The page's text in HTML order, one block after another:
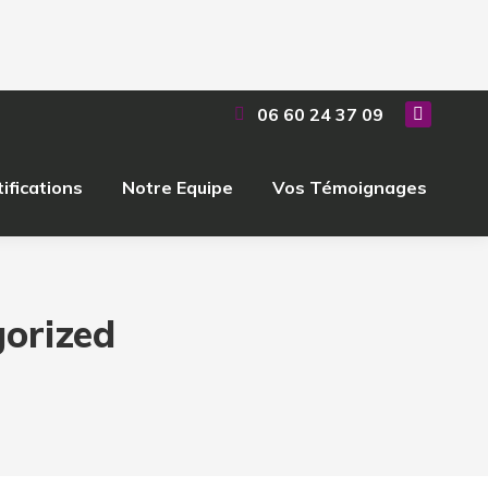
06 60 24 37 09
Notre Equipe Vos Témoignages